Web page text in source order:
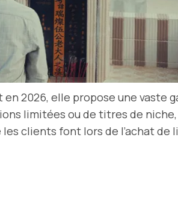
2026, elle propose une vaste
limitées ou de titres de
clients font lors de l’achat de